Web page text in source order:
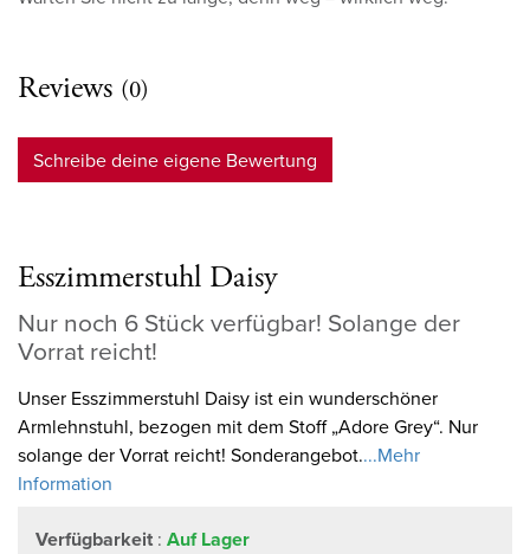
Reviews (0)
Schreibe deine eigene Bewertung
Esszimmerstuhl Daisy
Nur noch 6 Stück verfügbar! Solange der
Vorrat reicht!
Unser Esszimmerstuhl Daisy ist ein wunderschöner
Armlehnstuhl, bezogen mit dem Stoff „Adore Grey“. Nur
solange der Vorrat reicht! Sonderangebot....Mehr
Information
Verfügbarkeit : Auf Lager